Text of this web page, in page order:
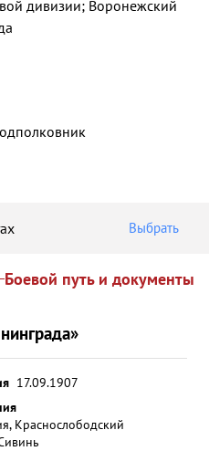
дивизии; Воронежский
Выбрать
Боевой путь и документы
17.09.1907
Краснослободский